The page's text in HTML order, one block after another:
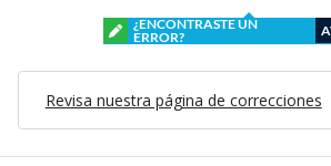
¿ENCONTRASTE UN
ERROR?
Revisa nuestra página de correcciones